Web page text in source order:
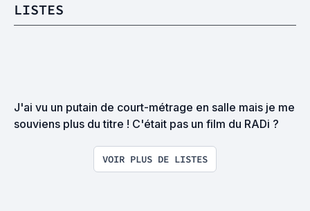
LISTES
J'ai vu un putain de court-métrage en salle mais je me
souviens plus du titre ! C'était pas un film du RADi ?
VOIR PLUS DE LISTES